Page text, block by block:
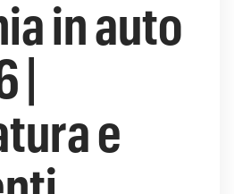
in auto
e